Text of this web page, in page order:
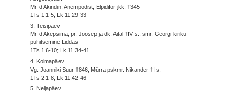
Mr-d Akindin, Anempodist, Elpidifor jkk. †345
1Ts 1:1-5; Lk 11:29-33
3. Teisipäev
Mr-d Akepsima, pr. Joosep ja dk. Aital †IV s.; smr. Georgi kiriku
pühitsemine Liddas
1Ts 1:6-10; Lk 11:34-41
4. Kolmapäev
Vg. Joanniki Suur †846; Mürra pskmr. Nikander †I s.
1Ts 2:1-8; Lk 11:42-46
5. Neljapäev